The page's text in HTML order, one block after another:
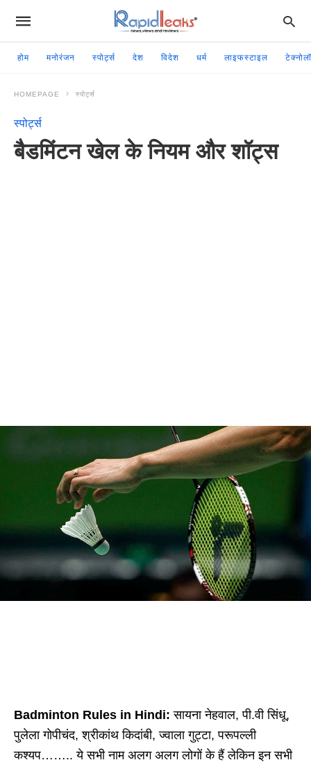
होम मनोरंजन स्पोर्ट्स देश विदेश धर्म लाइफस्टाइल
HOMEPAGE स्पोर्ट्स
स्पोर्ट्स
बैडमिंटन खेल के नियम और शॉट्स
Badminton Rules in Hindi: सायना नेहवाल, पी.वी सिंधू,
पुलेला गोपीचंद, श्रीकांथ किदांबी, ज्वाला गुट्टा, परूपल्ली
कश्यप…….. ये सभी नाम अलग अलग लोगों के हैं लेकिन इन सभी